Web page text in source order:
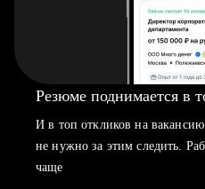
Резюме поднимается в
И в топ откликов на
не нужно за этим следить.
чаще